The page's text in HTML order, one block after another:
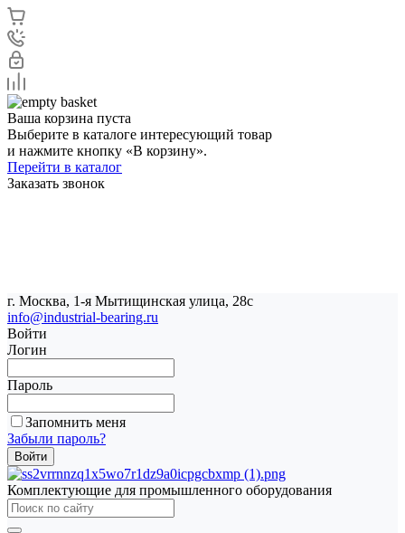
Ваша корзина пуста
Выберите в каталоге интересующий товар
и нажмите кнопку «В корзину».
Перейти в каталог
Заказать звонок
г. Москва, 1-я Мытищинская улица, 28с
info@industrial-bearing.ru
Войти
Логин
Пароль
Запомнить меня
Забыли пароль?
Комплектующие для промышленного оборудования